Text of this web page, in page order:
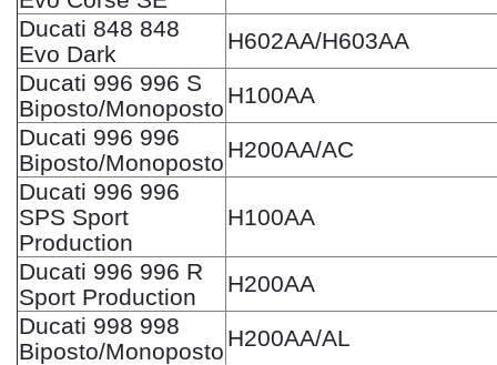
Ducati 848 848
Evo Dark
H602AA/H603AA
Ducati 996 996 S
Biposto/Monoposto
H100AA
Ducati 996 996
Biposto/Monoposto
H200AA/AC
Ducati 996 996
SPS Sport
Production
H100AA
Ducati 996 996 R
Sport Production
H200AA
Ducati 998 998
Biposto/Monoposto
H200AA/AL